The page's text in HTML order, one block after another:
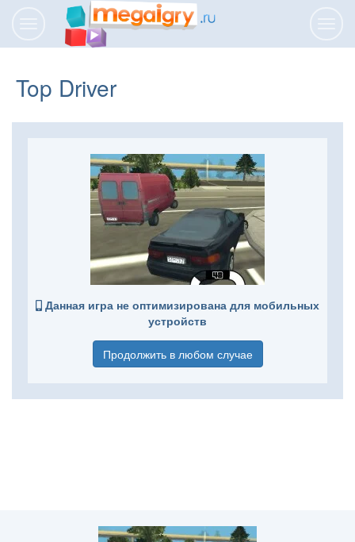
Переключить
навигацию
Top Driver
Данная игра не оптимизирована для мобильных
устройств
Продолжить в любом случае